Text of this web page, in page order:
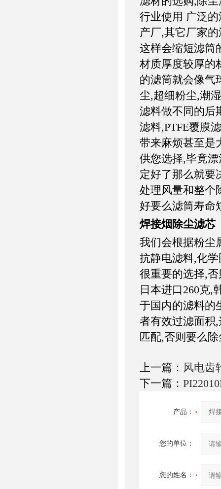
行业使用 广泛
产厂,其它厂家
这样会缩短滤筒
材质厚度较厚的
的滤筒就会像气
尘,超细粉尘,潮
滤料做不同的后
滤料,PTFE覆膜
带来麻烦甚至是
供您选择,毕竟
定好了那么就要
处理风量和整个
好要么滤筒寿命
焊接烟除尘滤芯
我们会根据粉尘
抗静电滤料,化
很重要的选择,
日本进口260克,
于国内的滤料的
者有效过滤面积
匹配,否则要么
上一篇： 风电齿
下一篇：
产品：
您的单位：
您的姓名：